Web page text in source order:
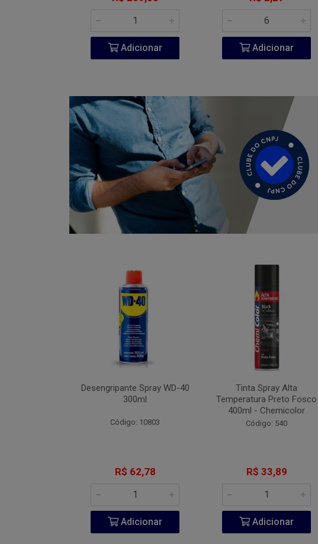
Adicionar Adicionar
Desengripante Spray WD-40
300ml
Código: 10803
R$ 62,78
Adicionar
Tinta Spray Alta
Temperatura Preto Fosco
400ml - Chemicolor
Código: 540
R$ 33,89
Adicionar